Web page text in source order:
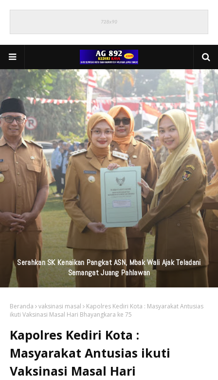
KAI Daop 7 Madiun Kembali Salurkan Bantuan TJSL Senilai
Ratusan Juta Untuk Infrastruktur, Pendidikan, Pelestarian
Budaya, Dan Disabilitas
Beranda vaksinasi masal
Kapolres Kediri Kota : Masyarakat Antusias
ikuti Vaksinasi Masal Hari Bhayangkara ke 75
Kapolres Kediri Kota :
Masyarakat Antusias ikuti
Vaksinasi Masal Hari